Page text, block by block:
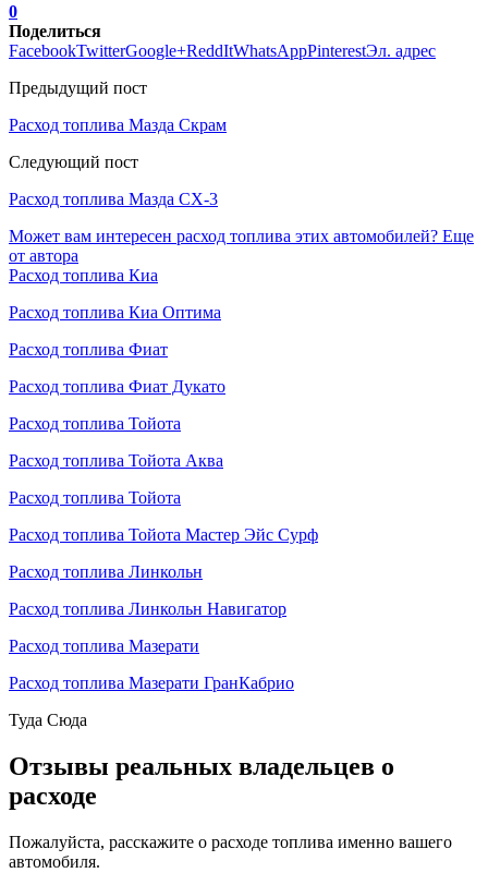
0
Поделиться
FacebookTwitterGoogle+ReddItWhatsAppPinterestЭл. адрес
Предыдущий пост
Расход топлива Мазда Скрам
Следующий пост
Расход топлива Мазда СХ-3
Может вам интересен расход топлива этих автомобилей? Еще
от автора
Расход топлива Киа
Расход топлива Киа Оптима
Расход топлива Фиат
Расход топлива Фиат Дукато
Расход топлива Тойота
Расход топлива Тойота Аква
Расход топлива Тойота
Расход топлива Тойота Мастер Эйс Сурф
Расход топлива Линкольн
Расход топлива Линкольн Навигатор
Расход топлива Мазерати
Расход топлива Мазерати ГранКабрио
Туда Сюда
Отзывы реальных владельцев о
расходе
Пожалуйста, расскажите о расходе топлива именно вашего
автомобиля.